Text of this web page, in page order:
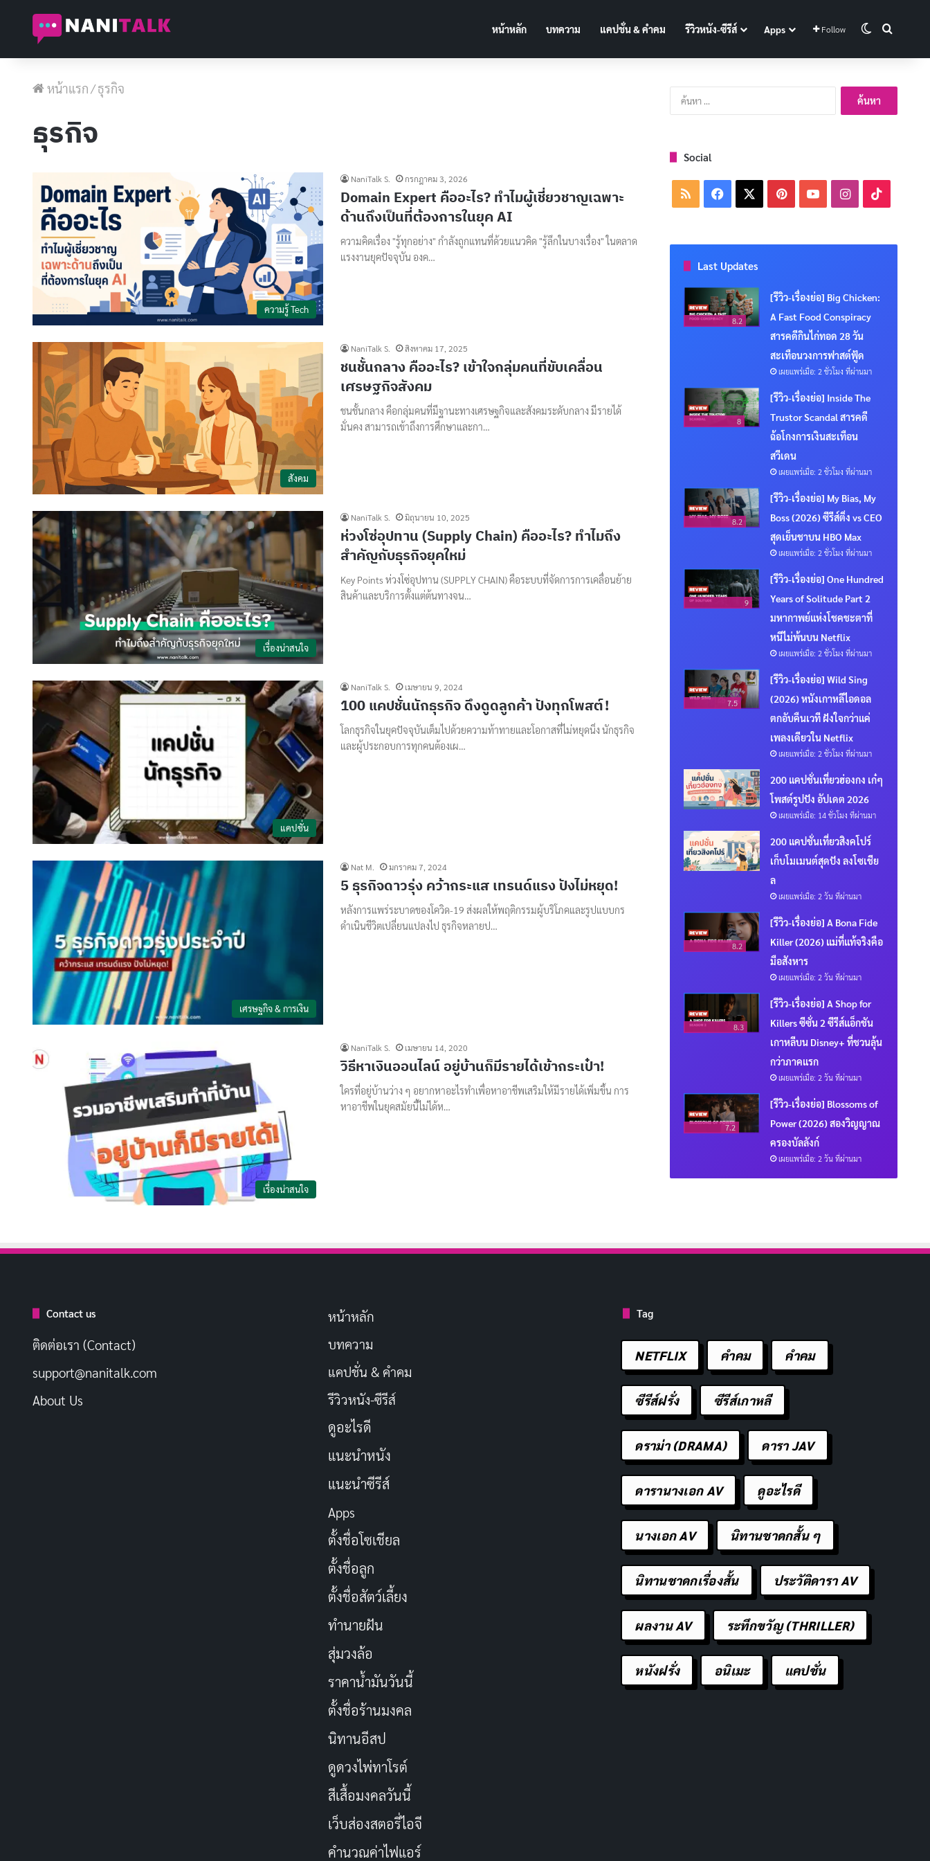
หน้าหลัก บทความ แคปชั่น & คำคม รีวิวหนัง-ซีรีส์ Apps Follow Switch skin
หน้าแรก/ธุรกิจ
ธุรกิจ
ความรู้ Tech
NaniTalk S. กรกฎาคม 3, 2026
Domain Expert คืออะไร? ทำไมผู้เชี่ยวชาญเฉพาะ
ด้านถึงเป็นที่ต้องการในยุค AI
ความคิดเรื่อง "รู้ทุกอย่าง" กำลังถูกแทนที่ด้วยแนวคิด "รู้ลึกในบางเรื่อง" ในตลาด
แรงงานยุคปัจจุบัน องค…
สังคม
NaniTalk S. สิงหาคม 17, 2025
ชนชั้นกลาง คืออะไร? เข้าใจกลุ่มคนที่ขับเคลื่อน
เศรษฐกิจสังคม
ชนชั้นกลาง คือกลุ่มคนที่มีฐานะทางเศรษฐกิจและสังคมระดับกลาง มีรายได้
มั่นคง สามารถเข้าถึงการศึกษาและกา…
เรื่องน่าสนใจ
NaniTalk S. มิถุนายน 10, 2025
ห่วงโซ่อุปทาน (Supply Chain) คืออะไร? ทำไมถึง
สำคัญกับธุรกิจยุคใหม่
Key Points ห่วงโซ่อุปทาน (SUPPLY CHAIN) คือระบบที่จัดการการเคลื่อนย้าย
สินค้าและบริการตั้งแต่ต้นทางจน…
แคปชั่น
NaniTalk S. เมษายน 9, 2024
100 แคปชั่นนักธุรกิจ ดึงดูดลูกค้า ปังทุกโพสต์!
โลกธุรกิจในยุคปัจจุบันเต็มไปด้วยความท้าทายและโอกาสที่ไม่หยุดนิ่ง นักธุรกิจ
และผู้ประกอบการทุกคนต้องเผ…
เศรษฐกิจ & การเงิน
Nat M. มกราคม 7, 2024
5 ธุรกิจดาวรุ่ง คว้ากระแส เทรนด์แรง ปังไม่หยุด!
หลังการแพร่ระบาดของโควิด-19 ส่งผลให้พฤติกรรมผู้บริโภคและรูปแบบกร
ดำเนินชีวิตเปลี่ยนแปลงไป ธุรกิจหลายป…
เรื่องน่าสนใจ
NaniTalk S. เมษายน 14, 2020
วิธีหาเงินออนไลน์ อยู่บ้านก็มีรายได้เข้ากระเป๋า!
ใครที่อยู่บ้านว่าง ๆ อยากหาอะไรทำเพื่อหาอาชีพเสริมให้มีรายได้เพิ่มขึ้น การ
หาอาชีพในยุคสมัยนี้ไม่ได้ห…
ค้นหา
สำหรับ:
Social
RSS Facebook PinterestYouTubeInstagram
Last Updates
8.2
[รีวิว-เรื่องย่อ] Big Chicken:
A Fast Food Conspiracy
สารคดีกินไก่ทอด 28 วัน
สะเทือนวงการฟาสต์ฟู้ด
เผยแพร่เมื่อ: 2 ชั่วโมง ที่ผ่านมา
8
[รีวิว-เรื่องย่อ] Inside The
Trustor Scandal สารคดี
ฉ้อโกงการเงินสะเทือน
สวีเดน
เผยแพร่เมื่อ: 2 ชั่วโมง ที่ผ่านมา
8.2
[รีวิว-เรื่องย่อ] My Bias, My
Boss (2026) ซีรีส์ติ่ง vs CEO
สุดเย็นชาบน HBO Max
เผยแพร่เมื่อ: 2 ชั่วโมง ที่ผ่านมา
9
[รีวิว-เรื่องย่อ] One Hundred
Years of Solitude Part 2
มหากาพย์แห่งโชคชะตาที่
หนีไม่พ้นบน Netflix
เผยแพร่เมื่อ: 2 ชั่วโมง ที่ผ่านมา
7.5
[รีวิว-เรื่องย่อ] Wild Sing
(2026) หนังเกาหลีไอดอล
ตกอับคืนเวที ฝังใจกว่าแค่
เพลงเดียวใน Netflix
เผยแพร่เมื่อ: 2 ชั่วโมง ที่ผ่านมา
200 แคปชั่นเที่ยวฮ่องกง เก๋ๆ
โพสต์รูปปัง อัปเดต 2026
เผยแพร่เมื่อ: 14 ชั่วโมง ที่ผ่านมา
200 แคปชั่นเที่ยวสิงคโปร์
เก็บโมเมนต์สุดปัง ลงโซเชีย
ล
เผยแพร่เมื่อ: 2 วัน ที่ผ่านมา
8.2
[รีวิว-เรื่องย่อ] A Bona Fide
Killer (2026) แม่ที่แท้จริงคือ
มือสังหาร
เผยแพร่เมื่อ: 2 วัน ที่ผ่านมา
8.3
[รีวิว-เรื่องย่อ] A Shop for
Killers ซีซั่น 2 ซีรีส์แอ็กชัน
เกาหลีบน Disney+ ที่ชวนลุ้น
กว่าภาคแรก
เผยแพร่เมื่อ: 2 วัน ที่ผ่านมา
7.2
[รีวิว-เรื่องย่อ] Blossoms of
Power (2026) สองวิญญาณ
ครองบัลลังก์
เผยแพร่เมื่อ: 2 วัน ที่ผ่านมา
Contact us
ติดต่อเรา (Contact)
support@nanitalk.com
About Us
หน้าหลัก
บทความ
แคปชั่น & คำคม
รีวิวหนัง-ซีรีส์
ดูอะไรดี
แนะนำหนัง
แนะนำซีรีส์
Apps
ตั้งชื่อโซเชียล
ตั้งชื่อลูก
ตั้งชื่อสัตว์เลี้ยง
ทำนายฝัน
สุ่มวงล้อ
ราคาน้ำมันวันนี้
ตั้งชื่อร้านมงคล
นิทานอีสป
ดูดวงไพ่ทาโรต์
สีเสื้อมงคลวันนี้
เว็บส่องสตอรี่ไอจี
คำนวณค่าไฟแอร์
Tag
NETFLIX คำคม คําคม
ซีรีส์ฝรั่ง ซีรีส์เกาหลี
ดราม่า (DRAMA) ดารา JAV
ดารานางเอก AV ดูอะไรดี
นางเอก AV นิทานชาดกสั้น ๆ
นิทานชาดกเรื่องสั้น ประวัติดารา AV
ผลงาน AV ระทึกขวัญ (THRILLER)
หนังฝรั่ง อนิเมะ แคปชั่น